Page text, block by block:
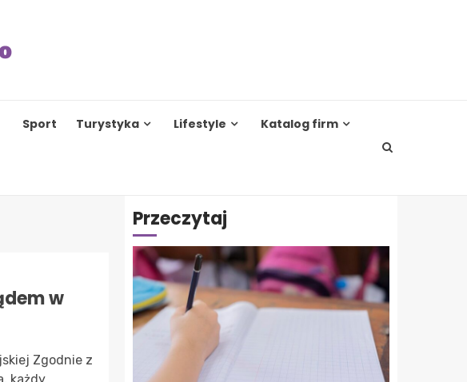
Sport Turystyka Lifestyle Katalog firm
w
Zgodnie z
każdy
Przeczytaj